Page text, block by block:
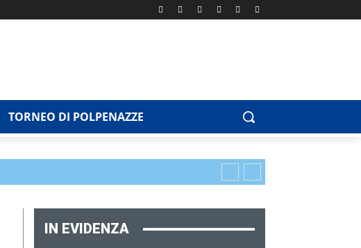
TORNEO DI POLPENAZZE
IN EVIDENZA